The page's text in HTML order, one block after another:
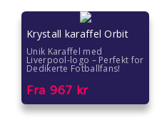
Krystall karaffel Orbit
Unik Karaffel med
Liverpool-logo – Perfekt for
Dedikerte Fotballfans!
Fra 967 kr